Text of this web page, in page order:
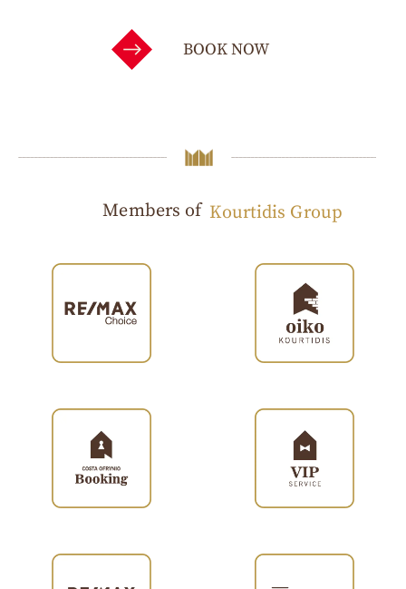
BOOK NOW
Members of Kourtidis Group